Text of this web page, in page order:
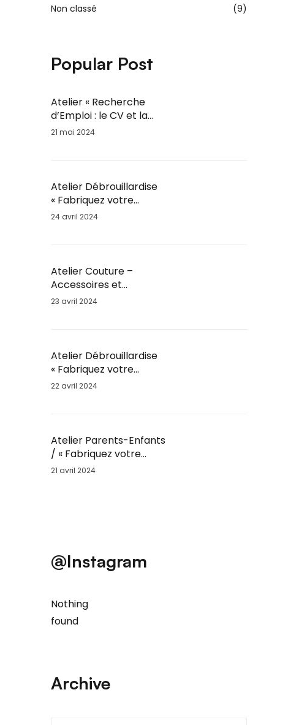
Non classé
(9)
Popular Post
Atelier « Recherche
d’Emploi : le CV et la
lettre de motivation » /
21 mai 2024
Atelier Débrouillardise
« Fabriquez votre
Marmite Norvégienne »
24 avril 2024
Atelier Couture –
Accessoires et
Vêtements – Adultes et
23 avril 2024
Atelier Débrouillardise
« Fabriquez votre
Marmite Norvégienne »
22 avril 2024
Atelier Parents-Enfants
/ « Fabriquez votre
moulin à vent » / Sam.
21 avril 2024
@Instagram
Nothing
found
Archive